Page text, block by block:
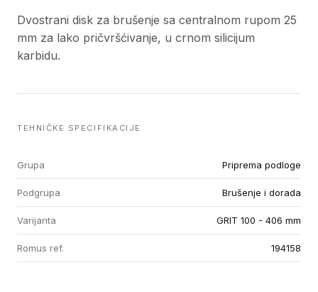
Dvostrani disk za brušenje sa centralnom rupom 25
mm za lako pričvršćivanje, u crnom silicijum
karbidu.
TEHNIČKE SPECIFIKACIJE
Grupa Priprema podloge
Podgrupa Brušenje i dorada
Varijanta GRIT 100 - 406 mm
Romus ref. 194158